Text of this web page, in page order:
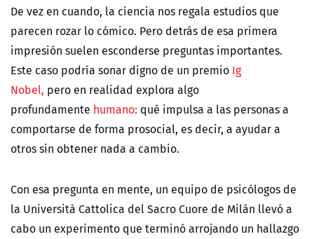
De vez en cuando, la ciencia nos regala estudios que
parecen rozar lo cómico. Pero detrás de esa primera
impresión suelen esconderse preguntas importantes.
Este caso podría sonar digno de un premio Ig
Nobel, pero en realidad explora algo
profundamente humano: qué impulsa a las personas a
comportarse de forma prosocial, es decir, a ayudar a
otros sin obtener nada a cambio.
Con esa pregunta en mente, un equipo de psicólogos de
la Università Cattolica del Sacro Cuore de Milán llevó a
cabo un experimento que terminó arrojando un hallazgo